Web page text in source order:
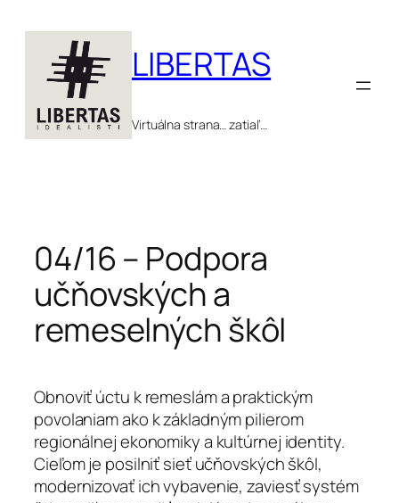
obsah
LIBERTAS
Virtuálna strana… zatiaľ…
04/16 – Podpora
učňovských a
remeselných škôl
Obnoviť úctu k remeslám a praktickým
povolaniam ako k základným pilierom
regionálnej ekonomiky a kultúrnej identity.
Cieľom je posilniť sieť učňovských škôl,
modernizovať ich vybavenie, zaviesť systém